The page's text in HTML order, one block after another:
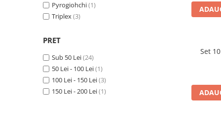
Pyrogiohchi(1)
Triplex(3)
PRET
Sub 50 Lei(24)
50 Lei - 100 Lei(1)
100 Lei - 150 Lei(3)
150 Lei - 200 Lei(1)
Set